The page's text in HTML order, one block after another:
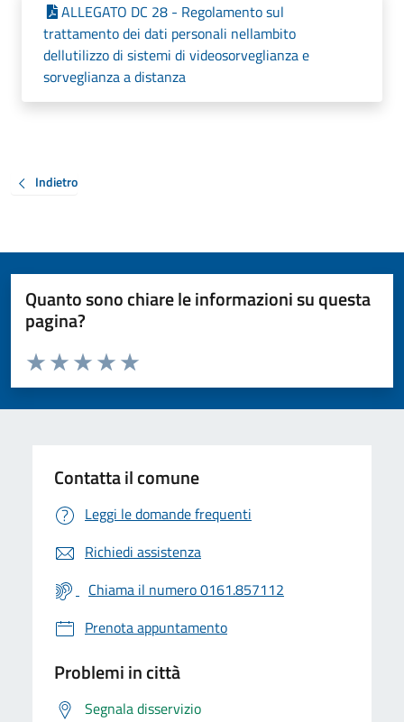
ALLEGATO DC 28 - Regolamento sul
trattamento dei dati personali nellambito
dellutilizzo di sistemi di videosorveglianza e
sorveglianza a distanza
Indietro
Quanto sono chiare le informazioni su questa
pagina?
Valuta da 1 a 5 stelle la pagina
Valuta 5 stelle su 5
Valuta 4 stelle su 5
Valuta 3 stelle su 5
Valuta 2 stelle su 5
Valuta 1 stelle su 5
Contatta il comune
Leggi le domande frequenti
Richiedi assistenza
Chiama il numero 0161.857112
Prenota appuntamento
Problemi in città
Segnala disservizio